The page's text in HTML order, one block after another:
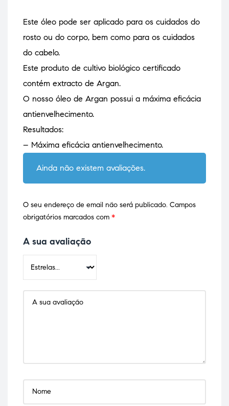
Este óleo pode ser aplicado para os cuidados do
rosto ou do corpo, bem como para os cuidados
do cabelo.
Este produto de cultivo biológico certificado
contém extracto de Argan.
O nosso óleo de Argan possui a máxima eficácia
antienvelhecimento.
Resultados:
– Máxima eficácia antienvelhecimento.
Ainda não existem avaliações.
O seu endereço de email não será publicado. Campos
obrigatórios marcados com *
A sua avaliação